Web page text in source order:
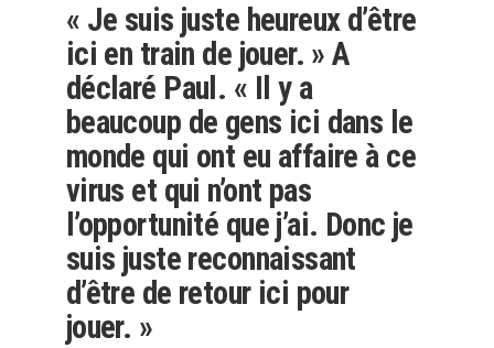
« Je suis juste heureux d’être
ici en train de jouer. » A
déclaré Paul. « Il y a
beaucoup de gens ici dans le
monde qui ont eu affaire à ce
virus et qui n’ont pas
l’opportunité que j’ai. Donc je
suis juste reconnaissant
d’être de retour ici pour
jouer. »